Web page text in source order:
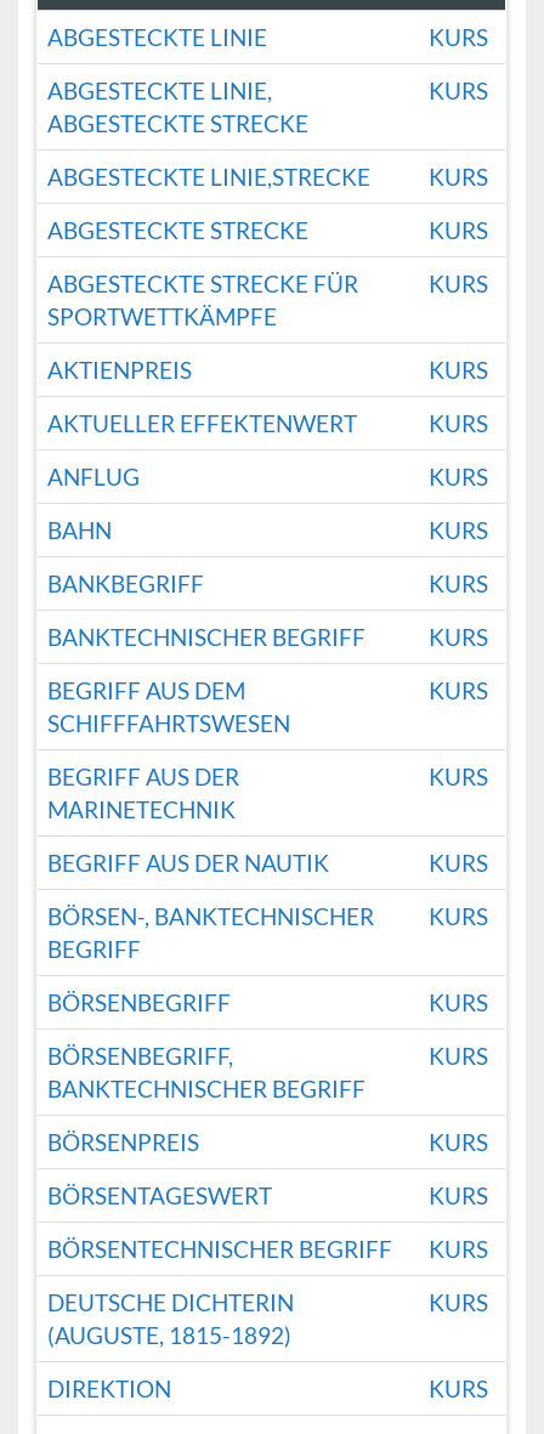
ABGESTECKTE LINIE
KURS
ABGESTECKTE LINIE,
ABGESTECKTE STRECKE
KURS
ABGESTECKTE LINIE,STRECKE
KURS
ABGESTECKTE STRECKE
KURS
ABGESTECKTE STRECKE FÜR
SPORTWETTKÄMPFE
KURS
AKTIENPREIS
KURS
AKTUELLER EFFEKTENWERT
KURS
ANFLUG
KURS
BAHN
KURS
BANKBEGRIFF
KURS
BANKTECHNISCHER BEGRIFF
KURS
BEGRIFF AUS DEM
SCHIFFFAHRTSWESEN
KURS
BEGRIFF AUS DER
MARINETECHNIK
KURS
BEGRIFF AUS DER NAUTIK
KURS
BÖRSEN-, BANKTECHNISCHER
BEGRIFF
KURS
BÖRSENBEGRIFF
KURS
BÖRSENBEGRIFF,
BANKTECHNISCHER BEGRIFF
KURS
BÖRSENPREIS
KURS
BÖRSENTAGESWERT
KURS
BÖRSENTECHNISCHER BEGRIFF
KURS
DEUTSCHE DICHTERIN
(AUGUSTE, 1815-1892)
KURS
DIREKTION
KURS